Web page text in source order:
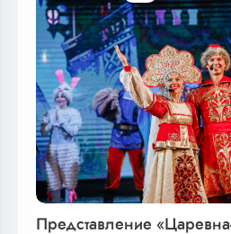
Представление